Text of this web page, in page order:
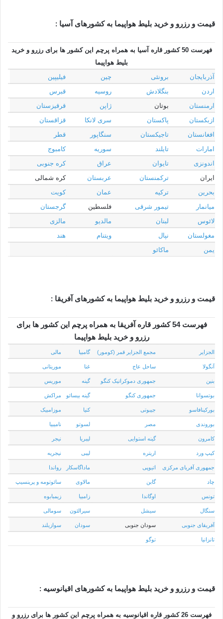
قیمت و رزرو و خرید بلیط هواپیما به کشورهای آسیا :
فهرست 50 کشور قاره آسیا به همراه پرچم این کشور ها برای رزرو و خرید
بلیط هواپیما
آذربایجان
برونئی چین
فیلیپین
اردن
بنگلادش روسیه
قبرس
ارمنستان
بوتان ژاپن
قرقیزستان
ازبکستان
پاکستان سری لانکا
قزاقستان
افغانستان
تاجیکستان سنگاپور
قطر
امارات
تایلند سوریه
کامبوج
اندونزی
تایوان عراق
کره جنوبی
ایران
ترکمنستان عربستان
کره شمالی
بحرین
ترکیه عمان
کویت
میانمار
تیمور شرقی فلسطین
گرجستان
لائوس
لبنان مالدیو
مالزی
مغولستان
نپال ویتنام
هند
یمن
ماکائو
قیمت و رزرو و خرید بلیط هواپیما به کشورهای آفریقا :
فهرست 54 کشور قاره آفریقا به همراه پرچم این کشور ها برای
رزرو و خرید بلیط هواپیما
الجزایر مجمع الجزایر قمر (کومور) گامبیا مالی
آنگولا ساحل عاج غنا موریتانی
بنین جمهوری دموکراتیک کنگو گینه موریس
بوتسوانا جمهوری کنگو گینه بیسائو مراکش
بورکینافاسو جیبوتی کنیا موزامبیک
بوروندی مصر لسوتو نامیبیا
کامرون گینه استوایی لیبریا نیجر
کیپ ورد اریتره لیبی نیجریه
جمهوری آفریای مرکزی اتیوپی ماداگاسکار رواندا
چاد گابن مالاوی سائوتومه و پرینسیپ
تونس اوگاندا زامبیا زیمبابوه
سنگال سیشل سیرالئون سومالی
آفریقای جنوبی سودان جنوبی سودان سوازیلند
تانزانیا توگو
قیمت و رزرو و خرید بلیط هواپیما به کشورهای اقیانوسیه :
فهرست 26 کشور قاره اقیانوسیه به همراه پرچم این کشور ها برای رزرو و